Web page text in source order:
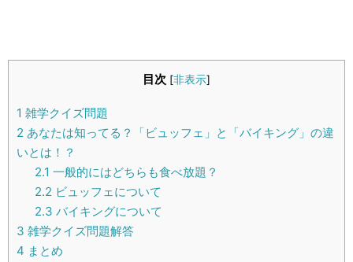
目次 [非表示]
1 雑学クイズ問題
2 あなたは知ってる？「ビュッフェ」と「バイキング」の違
いとは！？
2.1 一般的にはどちらも食べ放題？
2.2 ビュッフェについて
2.3 バイキングについて
3 雑学クイズ問題解答
4 まとめ